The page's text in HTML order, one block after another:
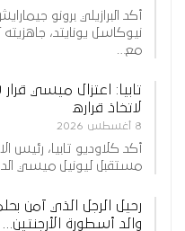
أكد البرازيلي برونو
نيوكاسل يونايتد،
مع…
تابيا: اعتزال ميسي
لاتخاذ قراره
8 أغسطس 2026
أكد كلاوديو تابيا، رئيس
مستقبل ليونيل ميسي
رحيل الرجل الذي آمن
والد أسطورة الأرجنتين…